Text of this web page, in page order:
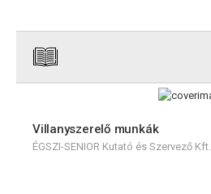
Villanyszerelő munkák
ÉGSZI-SENIOR Kutató és Szervező Kft.